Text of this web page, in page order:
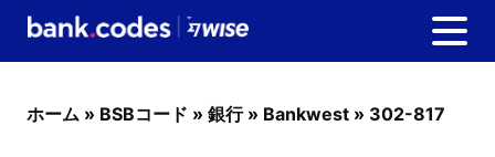
ホーム » BSBコード » 銀行» Bankwest » 302-817